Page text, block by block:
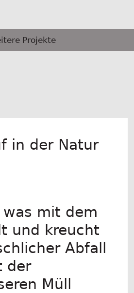
Projekte
in der Natur
mit dem
und kreucht
Abfall
der
Müll